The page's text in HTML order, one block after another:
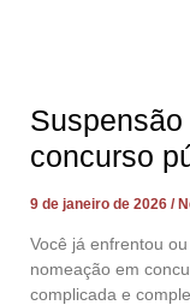
concurso
9 de janeiro de 2026
Você já enfrentou
nomeação em
complicada e